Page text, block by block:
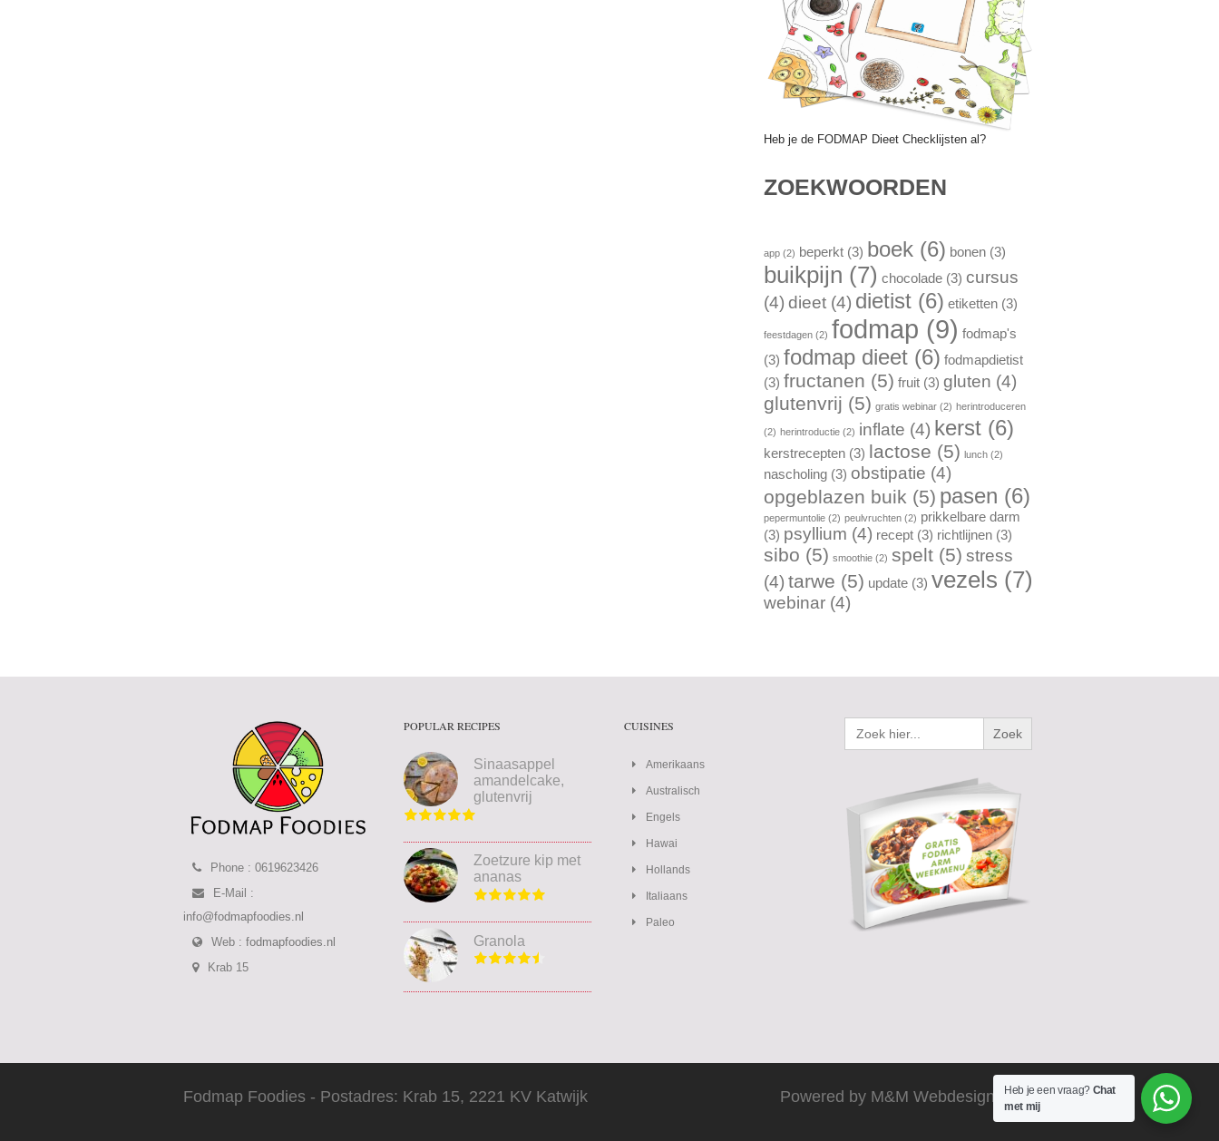
Heb je de FODMAP Dieet Checklijsten al?
ZOEKWOORDEN
app (2) beperkt (3) boek (6) bonen (3)
buikpijn (7) chocolade (3) cursus
(4) dieet (4) dietist (6) etiketten (3)
feestdagen (2) fodmap (9) fodmap's
(3) fodmap dieet (6) fodmapdietist
(3) fructanen (5) fruit (3) gluten (4)
glutenvrij (5) gratis webinar (2) herintroduceren
(2) herintroductie (2) inflate (4) kerst (6)
kerstrecepten (3) lactose (5) lunch (2)
nascholing (3) obstipatie (4)
opgeblazen buik (5) pasen (6)
pepermuntolie (2) peulvruchten (2) prikkelbare darm
(3) psyllium (4) recept (3) richtlijnen (3)
sibo (5) smoothie (2) spelt (5) stress
(4) tarwe (5) update (3) vezels (7)
webinar (4)
Phone : 0619623426
E-Mail :
info@fodmapfoodies.nl
Web : fodmapfoodies.nl
Krab 15
POPULAR RECIPES
Sinaasappel
amandelcake,
glutenvrij
Zoetzure kip met
ananas
Granola
CUISINES
Amerikaans
Australisch
Engels
Hawai
Hollands
Italiaans
Paleo
Zoek
naar:
Fodmap Foodies - Postadres: Krab 15, 2221 KV Katwijk Powered by M&M Webdesign 2025Heb je een vraag? Chat
met mij